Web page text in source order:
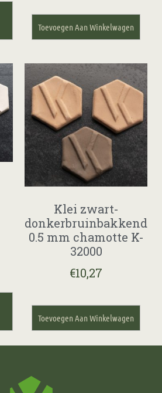
Toevoegen Aan Winkelwagen
Klei zwart-
donkerbruinbakkend
0.5 mm chamotte K-
32000
€10,27
Toevoegen Aan Winkelwagen